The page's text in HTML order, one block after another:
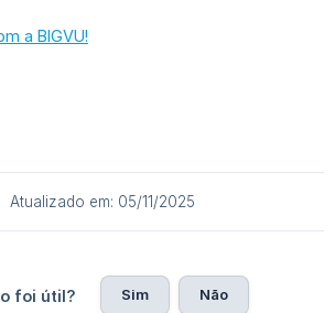
a BIGVU!
Atualizado em: 05/11/2025
foi útil? Sim Não